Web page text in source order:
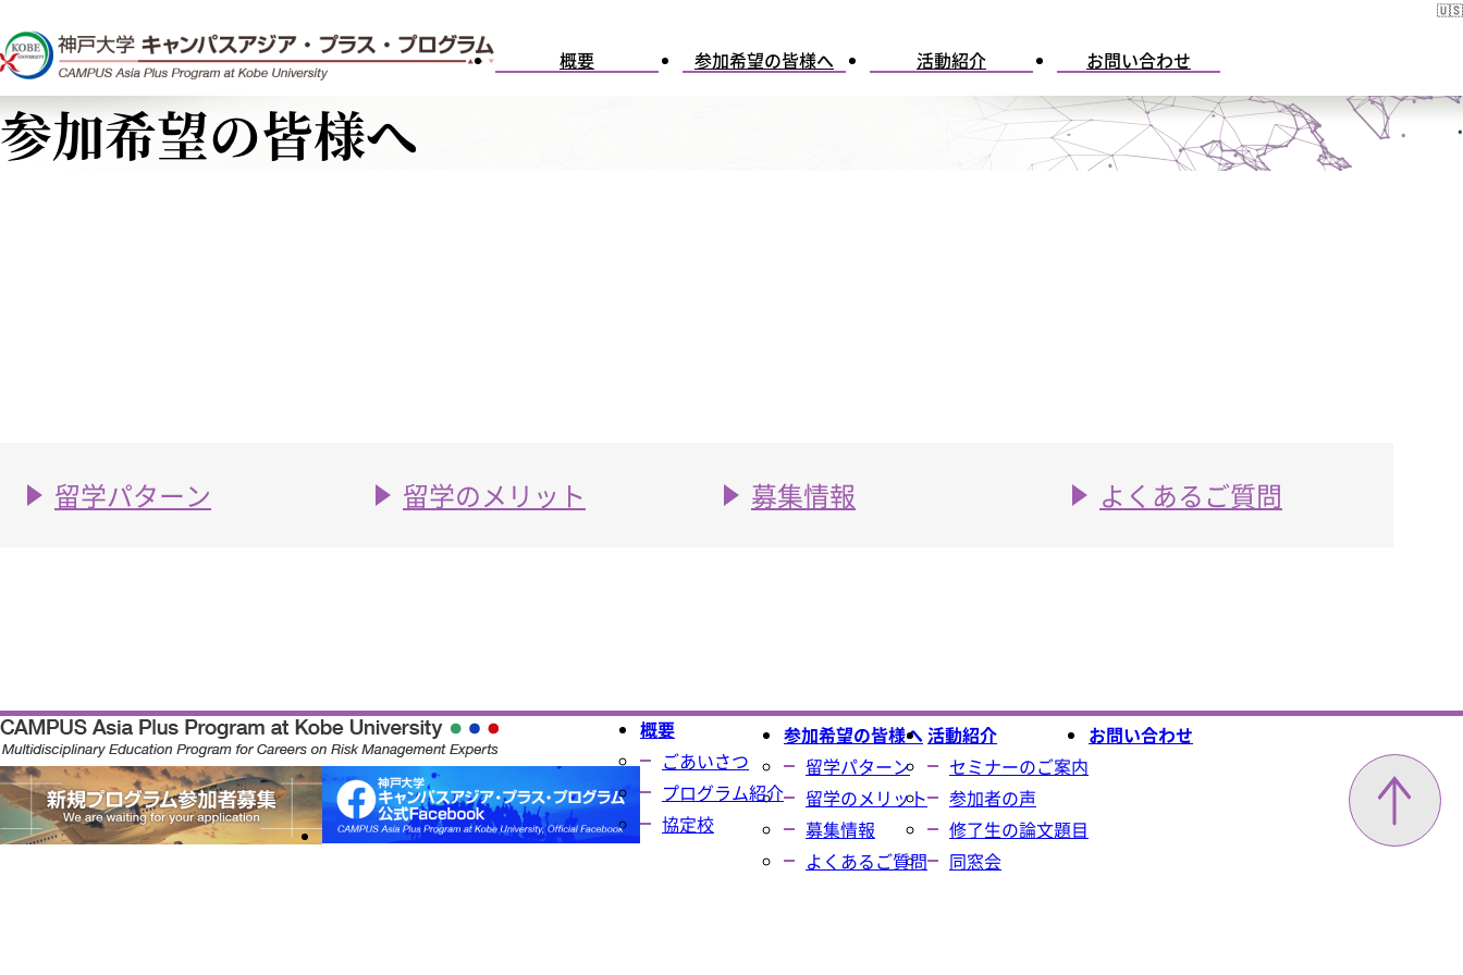
概要 参加希望の皆様へ 活動紹介 お問い合わせ
参加希望の皆様へ
留学パターン 留学のメリット 募集情報 よくあるご質問
概要
ごあいさつ
プログラム紹介
協定校
参加希望の皆様へ
留学パターン
留学のメリット
募集情報
よくあるご質問
活動紹介
セミナーのご案内
参加者の声
修了生の論文題目
同窓会
お問い合わせ